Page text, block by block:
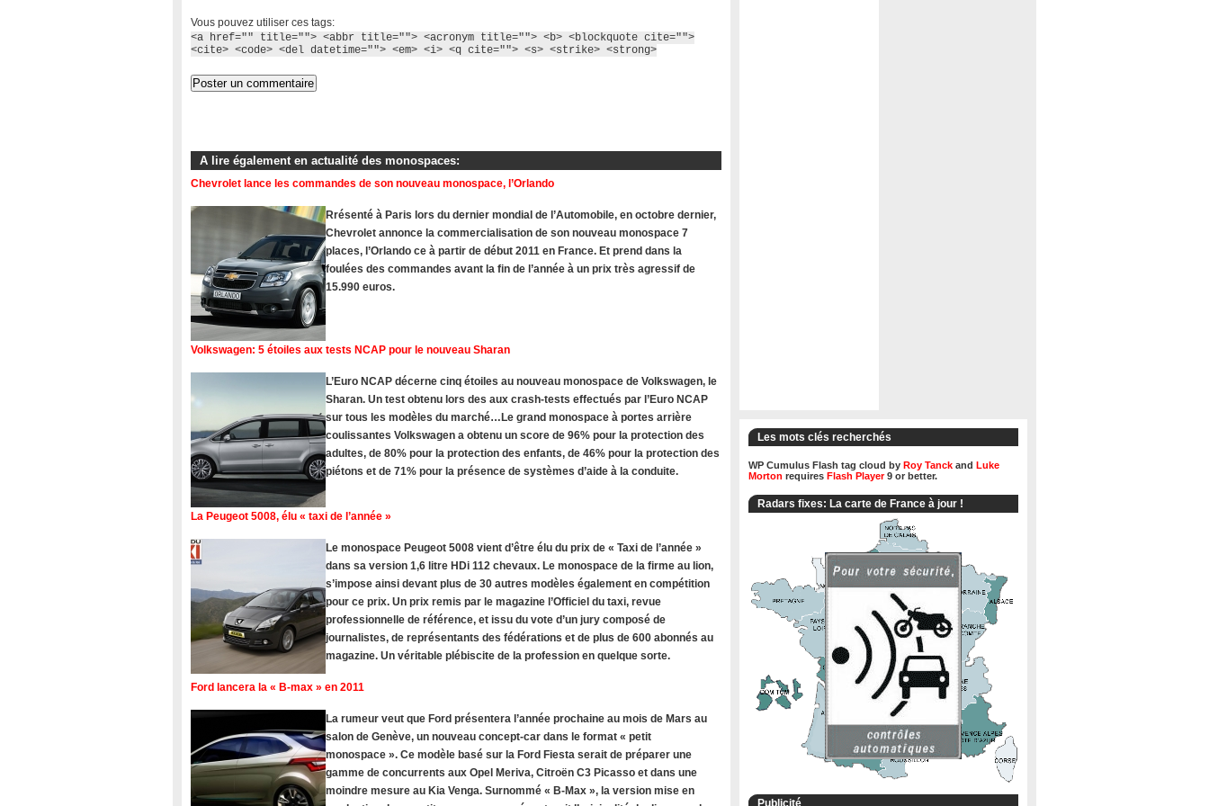
Vous pouvez utiliser ces tags:
<a href="" title=""> <abbr title=""> <acronym title=""> <b> <blockquote cite="">
<cite> <code> <del datetime=""> <em> <i> <q cite=""> <s> <strike> <strong>
A lire également en actualité des monospaces:
Chevrolet lance les commandes de son nouveau monospace, l’Orlando
Rrésenté à Paris lors du dernier mondial de l’Automobile, en octobre dernier,
Chevrolet annonce la commercialisation de son nouveau monospace 7
places, l’Orlando ce à partir de début 2011 en France. Et prend dans la
foulées des commandes avant la fin de l’année à un prix très agressif de
15.990 euros.
Volkswagen: 5 étoiles aux tests NCAP pour le nouveau Sharan
L’Euro NCAP décerne cinq étoiles au nouveau monospace de Volkswagen, le
Sharan. Un test obtenu lors des aux crash-tests effectués par l’Euro NCAP
sur tous les modèles du marché…Le grand monospace à portes arrière
coulissantes Volkswagen a obtenu un score de 96% pour la protection des
adultes, de 80% pour la protection des enfants, de 46% pour la protection des
piétons et de 71% pour la présence de systèmes d’aide à la conduite.
La Peugeot 5008, élu « taxi de l’année »
Le monospace Peugeot 5008 vient d’être élu du prix de « Taxi de l’année »
dans sa version 1,6 litre HDi 112 chevaux. Le monospace de la firme au lion,
s’impose ainsi devant plus de 30 autres modèles également en compétition
pour ce prix. Un prix remis par le magazine l’Officiel du taxi, revue
professionnelle de référence, et issu du vote d’un jury composé de
journalistes, de représentants des fédérations et de plus de 600 abonnés au
magazine. Un véritable plébiscite de la profession en quelque sorte.
Ford lancera la « B-max » en 2011
La rumeur veut que Ford présentera l’année prochaine au mois de Mars au
salon de Genève, un nouveau concept-car dans le format « petit
monospace ». Ce modèle basé sur la Ford Fiesta serait de préparer une
gamme de concurrents aux Opel Meriva, Citroën C3 Picasso et dans une
moindre mesure au Kia Venga. Surnommé « B-Max », la version mise en
Les mots clés recherchés
WP Cumulus Flash tag cloud by Roy Tanck and Luke
Morton requires Flash Player9 or better.
Radars fixes: La carte de France à jour !
Publicité